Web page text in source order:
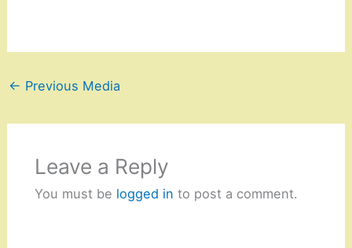
← Previous Media
Leave a Reply
You must be logged in to post a comment.